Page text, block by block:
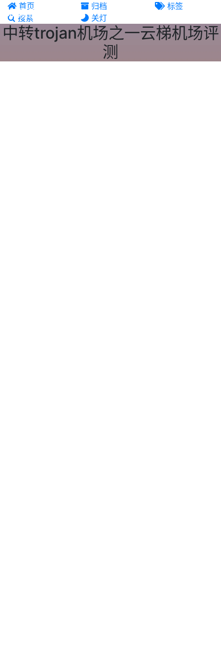
机场推荐
首页 归档
标签
搜索
关灯
中转trojan机场之一云梯机场评
测